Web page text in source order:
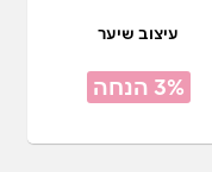
עיצוב שיער
3% הנחה